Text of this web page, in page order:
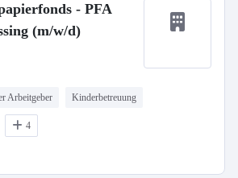
- PFA
(m/w/d)
Arbeitgeber Kinderbetreuung
4